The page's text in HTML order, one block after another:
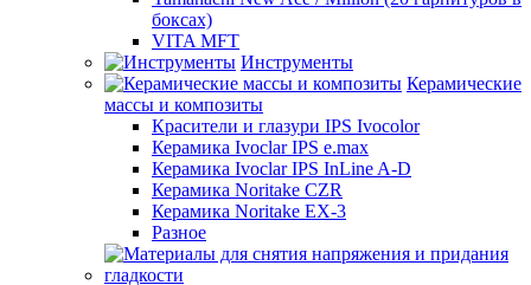
боксах)
VITA MFT
Инструменты
Керамические
массы и композиты
Красители и глазури IPS Ivocolor
Керамика Ivoclar IPS e.max
Керамика Ivoclar IPS InLine A-D
Керамика Noritake CZR
Керамика Noritake EX-3
Разное